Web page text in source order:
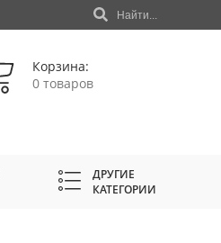
Найти...
Корзина:
0 товаров
ДРУГИЕ
КАТЕГОРИИ